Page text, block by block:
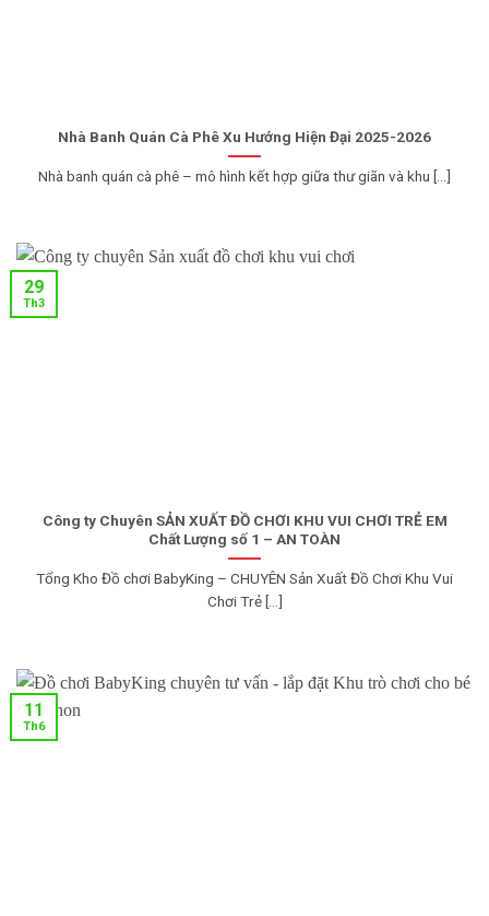
Nhà Banh Quán Cà Phê Xu Hướng Hiện Đại 2025-2026
Nhà banh quán cà phê – mô hình kết hợp giữa thư giãn và khu [...]
Công ty Chuyên SẢN XUẤT ĐỒ CHƠI KHU VUI CHƠI TRẺ EM
Chất Lượng số 1 – AN TOÀN
Tổng Kho Đồ chơi BabyKing – CHUYÊN Sản Xuất Đồ Chơi Khu Vui
Chơi Trẻ [...]
29
Th3
11
Th6